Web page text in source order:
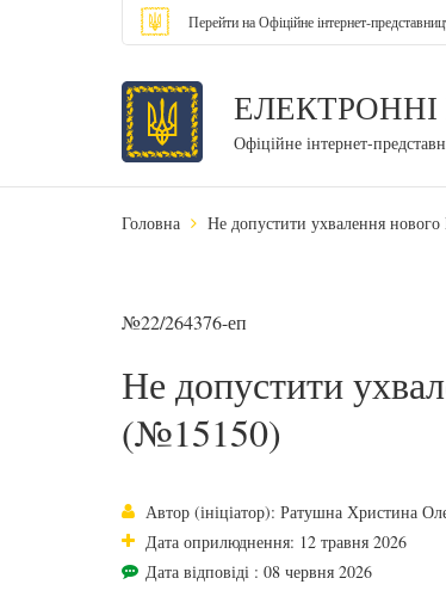
Перейти на Офіційне інтернет-
ЕЛЕКТРОННІ
Офіційне інтернет-
Головна Не допустити ухвалення
№22/264376-еп
Не допустити
(№15150)
Автор (ініціатор): Ратушна Христина
Дата оприлюднення: 12 травня 2026
Дата відповіді : 08 червня 2026